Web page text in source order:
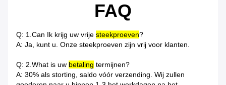
FAQ
Q: 1.Can Ik krijg uw vrije steekproeven?
A: Ja, kunt u. Onze steekproeven zijn vrij voor klanten.
Q: 2.What is uw betaling termijnen?
A: 30% als storting, saldo vóór verzending. Wij zullen